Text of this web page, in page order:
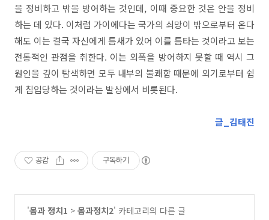
을 정비하고 밖을 방어하는 것인데, 이때 중요한 것은 안을 정비
하는 데 있다. 이처럼 가이에다는 국가의 쇠망이 밖으로부터 온다
해도 이는 결국 자신에게 틈새가 있어 이를 틈타는 것이라고 보는
전통적인 관점을 취한다. 이는 외폭을 방어하지 못할 때 역시 그
원인을 깊이 탐색하면 모두 내부의 불쾌함 때문에 외기로부터 쉽
게 침입당하는 것이라는 발상에서 비롯된다.
글_김태진
공감 구독하기
'몸과 정치1 > 몸과정치2' 카테고리의 다른 글